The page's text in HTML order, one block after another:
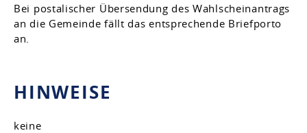
Bei postalischer Übersendung des Wahlscheinantrags
an die Gemeinde fällt das entsprechende Briefporto
an.
HINWEISE
keine